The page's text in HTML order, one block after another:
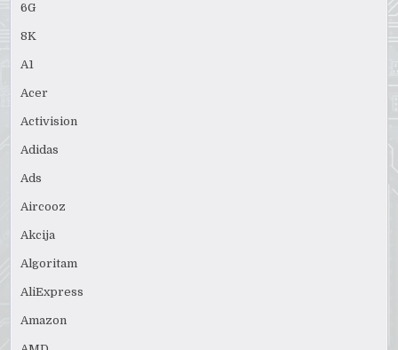
6G
8K
A1
Acer
Activision
Adidas
Ads
Aircooz
Akcija
Algoritam
AliExpress
Amazon